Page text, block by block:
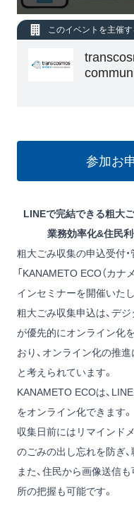
このイベントを主催
参加お
LINEで完結できる粗大
業務効率化&住民
粗大ごみ収集の申込受付
「KANAMETO ECO（カナ
インセミナーを開催いたし
粗大ごみ収集申込は、デ
が優先的にオンライン化
おり、オンライン化の推
と考えられています。
KANAMETO ECOは、
をオンライン化できます。
収集日前にはリマインド
のごみの出し忘れを防ぎ
また、住民から画像送信
所の把握も可能です。